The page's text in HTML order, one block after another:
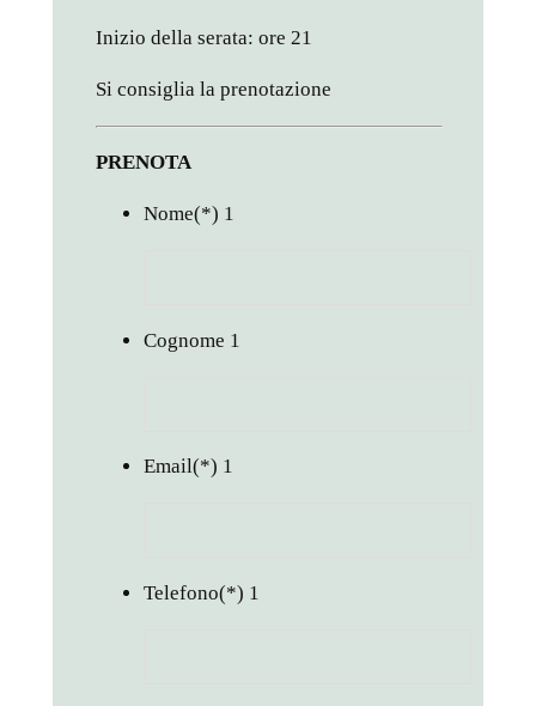
Inizio della serata: ore 21
Si consiglia la prenotazione
PRENOTA
Nome(*) 1
Cognome 1
Email(*) 1
Telefono(*) 1